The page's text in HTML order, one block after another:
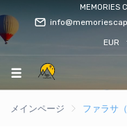
MEMORIES
EUR
メインページ ファラサ